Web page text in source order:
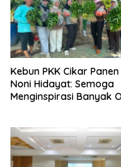
Kebun PKK Cikar
Noni Hidayat: Semoga
Menginspirasi Banyak